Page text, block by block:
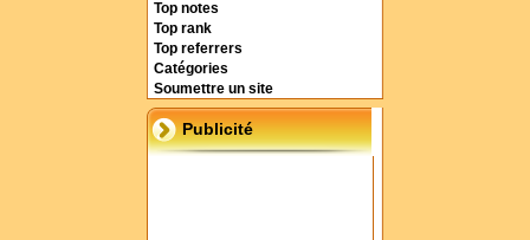
Top notes
Top rank
Top referrers
Catégories
Soumettre un site
Publicité